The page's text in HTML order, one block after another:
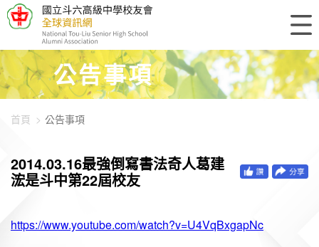
448-896
公告事項
首頁 公告事項
2014.03.16最強倒寫書法奇人葛建
浤是斗中第22屆校友
https://www.youtube.com/watch?v=U4VqBxgapNc